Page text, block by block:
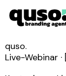
quso.
Live-Webinar